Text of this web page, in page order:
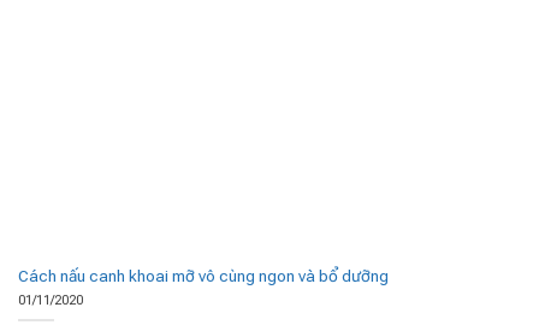
Cách nấu canh khoai mỡ vô cùng ngon và bổ dưỡng
01/11/2020